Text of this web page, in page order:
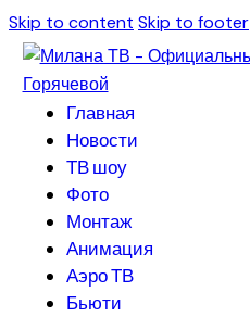
Skip to content Skip to footer
Главная
Новости
ТВ шоу
Фото
Монтаж
Анимация
Аэро ТВ
Бьюти